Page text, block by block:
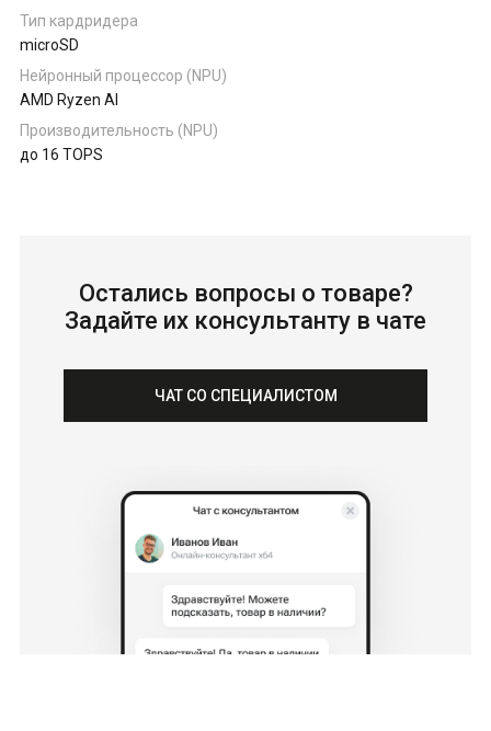
Тип кардридера
microSD
Нейронный процессор (NPU)
AMD Ryzen AI
Производительность (NPU)
до 16 TOPS
Остались вопросы о товаре?
Задайте их консультанту в чате
ЧАТ СО СПЕЦИАЛИСТОМ